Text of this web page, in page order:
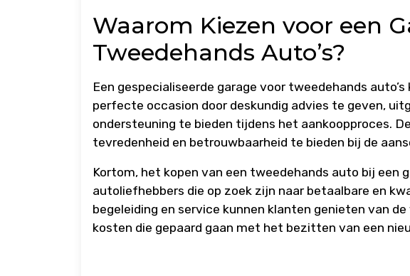
Waarom Kiezen voor een
Tweedehands Auto’s?
Een gespecialiseerde garage voor tweedehands
perfecte occasion door deskundig advies te geven,
ondersteuning te bieden tijdens het aankoopproces.
tevredenheid en betrouwbaarheid te bieden bij de
Kortom, het kopen van een tweedehands auto bij een
autoliefhebbers die op zoek zijn naar betaalbare en
begeleiding en service kunnen klanten genieten van
kosten die gepaard gaan met het bezitten van een